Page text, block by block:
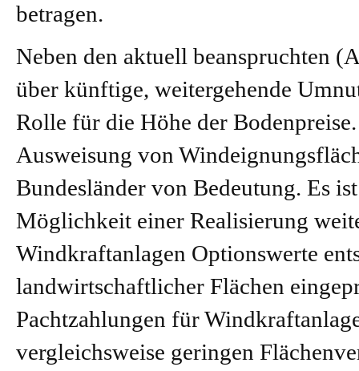
betragen.
Neben den aktuell beanspruchten
über künftige, weitergehende
Rolle für die Höhe der
Ausweisung von
Bundesländer von Bedeutung. Es
Möglichkeit einer Realisierung
Windkraftanlagen Optionswerte
landwirtschaftlicher Flächen
Pachtzahlungen für
vergleichsweise geringen